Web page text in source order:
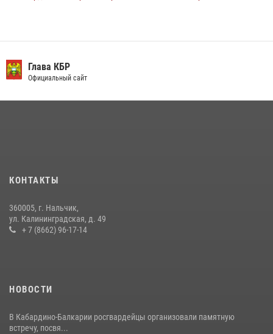
округе Росгвардии
09 июля 2026, 08:36
Новобранцы Росгвардии приняли Военную присягу в Кабардино-
Балкарии
Глава КБР
Официальный сайт
КОНТАКТЫ
360005, г. Нальчик,
ул. Калининградская, д. 49
+ 7 (8662) 96-17-14
НОВОСТИ
В Кабардино-Балкарии росгвардейцы организовали памятную
встречу, посвя...